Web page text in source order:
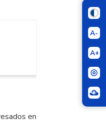
A-
A+
en